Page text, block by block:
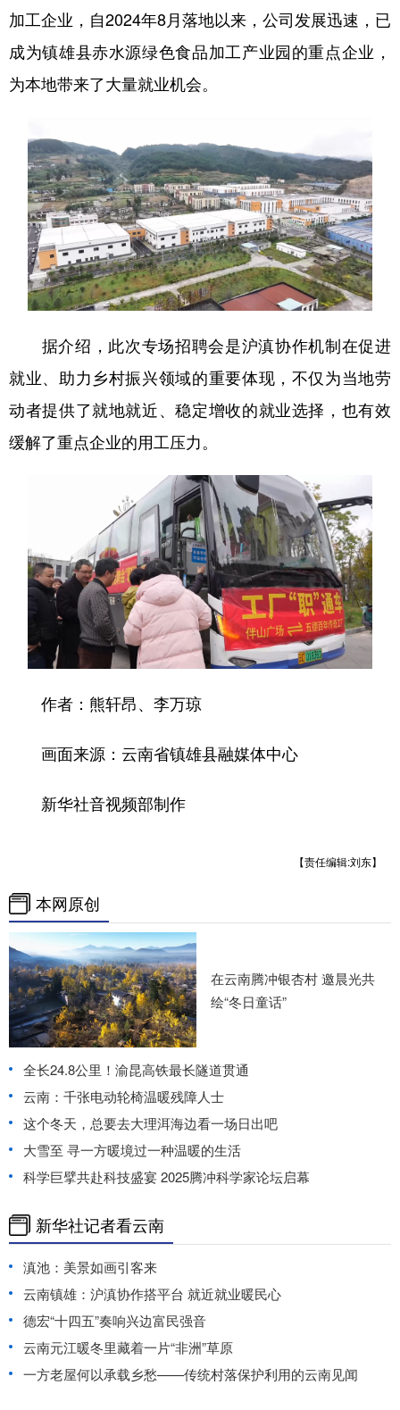
加工企业，自2024年8月落地以来，公司发展迅速，已
成为镇雄县赤水源绿色食品加工产业园的重点企业，
为本地带来了大量就业机会。
据介绍，此次专场招聘会是沪滇协作机制在促进
就业、助力乡村振兴领域的重要体现，不仅为当地劳
动者提供了就地就近、稳定增收的就业选择，也有效
缓解了重点企业的用工压力。
作者：熊轩昂、李万琼
画面来源：云南省镇雄县融媒体中心
新华社音视频部制作
【责任编辑:刘东】
本网原创
在云南腾冲银杏村 邀晨光共
绘“冬日童话”
全长24.8公里！渝昆高铁最长隧道贯通
云南：千张电动轮椅温暖残障人士
这个冬天，总要去大理洱海边看一场日出吧
大雪至 寻一方暖境过一种温暖的生活
科学巨擘共赴科技盛宴 2025腾冲科学家论坛启幕
新华社记者看云南
滇池：美景如画引客来
云南镇雄：沪滇协作搭平台 就近就业暖民心
德宏“十四五”奏响兴边富民强音
云南元江暖冬里藏着一片“非洲”草原
一方老屋何以承载乡愁——传统村落保护利用的云南见闻